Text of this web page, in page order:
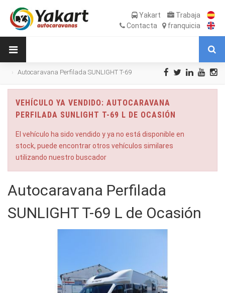
Yakart
Trabaja
Contacta
franquicia
Autocaravana Perfilada SUNLIGHT T-69
VEHÍCULO YA VENDIDO: AUTOCARAVANA
PERFILADA SUNLIGHT T-69 L DE OCASIÓN
El vehículo ha sido vendido y ya no está disponible en
stock, puede encontrar otros vehículos similares
utilizando nuestro buscador
Autocaravana Perfilada
SUNLIGHT T-69 L de Ocasión